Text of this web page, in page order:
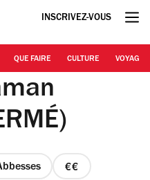
INSCRIVEZ-VOUS
QUE FAIRE CULTURE VOYAGE
prix